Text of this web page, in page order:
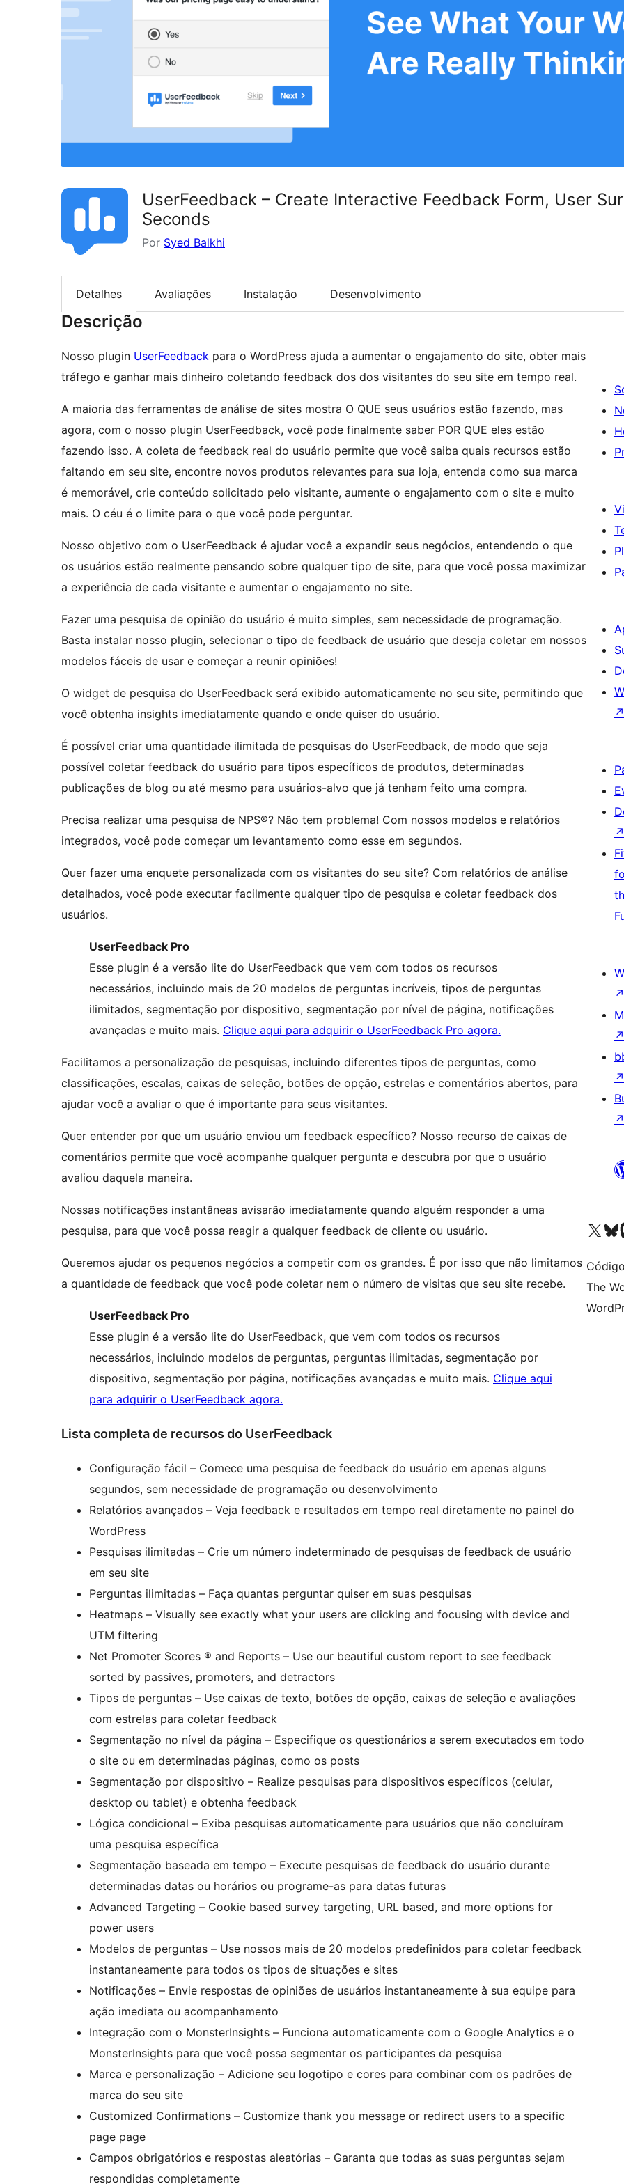
UserFeedback – Create Interactive Feedback Form, User
Seconds
Por Syed Balkhi
Detalhes Avaliações Instalação Desenvolvimento
Descrição
Nosso plugin UserFeedback para o WordPress ajuda a aumentar o engajamento do site, obter mais
tráfego e ganhar mais dinheiro coletando feedback dos dos visitantes do seu site em tempo real.
A maioria das ferramentas de análise de sites mostra O QUE seus usuários estão fazendo, mas
agora, com o nosso plugin UserFeedback, você pode finalmente saber POR QUE eles estão
fazendo isso. A coleta de feedback real do usuário permite que você saiba quais recursos estão
faltando em seu site, encontre novos produtos relevantes para sua loja, entenda como sua marca
é memorável, crie conteúdo solicitado pelo visitante, aumente o engajamento com o site e muito
mais. O céu é o limite para o que você pode perguntar.
Nosso objetivo com o UserFeedback é ajudar você a expandir seus negócios, entendendo o que
os usuários estão realmente pensando sobre qualquer tipo de site, para que você possa maximizar
a experiência de cada visitante e aumentar o engajamento no site.
Fazer uma pesquisa de opinião do usuário é muito simples, sem necessidade de programação.
Basta instalar nosso plugin, selecionar o tipo de feedback de usuário que deseja coletar em nossos
modelos fáceis de usar e começar a reunir opiniões!
O widget de pesquisa do UserFeedback será exibido automaticamente no seu site, permitindo que
você obtenha insights imediatamente quando e onde quiser do usuário.
É possível criar uma quantidade ilimitada de pesquisas do UserFeedback, de modo que seja
possível coletar feedback do usuário para tipos específicos de produtos, determinadas
publicações de blog ou até mesmo para usuários-alvo que já tenham feito uma compra.
Precisa realizar uma pesquisa de NPS®? Não tem problema! Com nossos modelos e relatórios
integrados, você pode começar um levantamento como esse em segundos.
Quer fazer uma enquete personalizada com os visitantes do seu site? Com relatórios de análise
detalhados, você pode executar facilmente qualquer tipo de pesquisa e coletar feedback dos
usuários.
UserFeedback Pro
Esse plugin é a versão lite do UserFeedback que vem com todos os recursos
necessários, incluindo mais de 20 modelos de perguntas incríveis, tipos de perguntas
ilimitados, segmentação por dispositivo, segmentação por nível de página, notificações
avançadas e muito mais. Clique aqui para adquirir o UserFeedback Pro agora.
Facilitamos a personalização de pesquisas, incluindo diferentes tipos de perguntas, como
classificações, escalas, caixas de seleção, botões de opção, estrelas e comentários abertos, para
ajudar você a avaliar o que é importante para seus visitantes.
Quer entender por que um usuário enviou um feedback específico? Nosso recurso de caixas de
comentários permite que você acompanhe qualquer pergunta e descubra por que o usuário
avaliou daquela maneira.
Nossas notificações instantâneas avisarão imediatamente quando alguém responder a uma
pesquisa, para que você possa reagir a qualquer feedback de cliente ou usuário.
Queremos ajudar os pequenos negócios a competir com os grandes. É por isso que não limitamos
a quantidade de feedback que você pode coletar nem o número de visitas que seu site recebe.
UserFeedback Pro
Esse plugin é a versão lite do UserFeedback, que vem com todos os recursos
necessários, incluindo modelos de perguntas, perguntas ilimitadas, segmentação por
dispositivo, segmentação por página, notificações avançadas e muito mais. Clique aqui
para adquirir o UserFeedback agora.
Lista completa de recursos do UserFeedback
Configuração fácil – Comece uma pesquisa de feedback do usuário em apenas alguns
segundos, sem necessidade de programação ou desenvolvimento
Relatórios avançados – Veja feedback e resultados em tempo real diretamente no painel do
WordPress
Pesquisas ilimitadas – Crie um número indeterminado de pesquisas de feedback de usuário
em seu site
Perguntas ilimitadas – Faça quantas perguntar quiser em suas pesquisas
Heatmaps – Visually see exactly what your users are clicking and focusing with device and
UTM filtering
Net Promoter Scores ® and Reports – Use our beautiful custom report to see feedback
sorted by passives, promoters, and detractors
Tipos de perguntas – Use caixas de texto, botões de opção, caixas de seleção e avaliações
com estrelas para coletar feedback
Segmentação no nível da página – Especifique os questionários a serem executados em todo
o site ou em determinadas páginas, como os posts
Segmentação por dispositivo – Realize pesquisas para dispositivos específicos (celular,
desktop ou tablet) e obtenha feedback
Lógica condicional – Exiba pesquisas automaticamente para usuários que não concluíram
uma pesquisa específica
Segmentação baseada em tempo – Execute pesquisas de feedback do usuário durante
determinadas datas ou horários ou programe-as para datas futuras
Advanced Targeting – Cookie based survey targeting, URL based, and more options for
power users
Modelos de perguntas – Use nossos mais de 20 modelos predefinidos para coletar feedback
instantaneamente para todos os tipos de situações e sites
Notificações – Envie respostas de opiniões de usuários instantaneamente à sua equipe para
ação imediata ou acompanhamento
Integração com o MonsterInsights – Funciona automaticamente com o Google Analytics e o
MonsterInsights para que você possa segmentar os participantes da pesquisa
Marca e personalização – Adicione seu logotipo e cores para combinar com os padrões de
marca do seu site
Customized Confirmations – Customize thank you message or redirect users to a specific
page page
Campos obrigatórios e respostas aleatórias – Garanta que todas as suas perguntas sejam
respondidas completamente
↗
↗
↗
↗
↗
↗
Acessar nossa conta
Acessar
The